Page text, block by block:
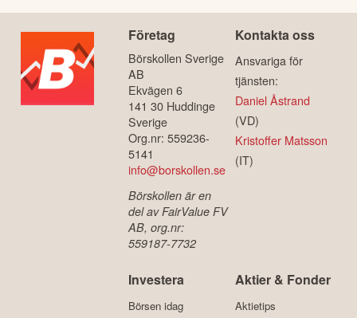
Företag
Börskollen Sverige
AB
Ekvägen 6
141 30 Huddinge
Sverige
Org.nr: 559236-
5141
info@borskollen.se
Börskollen är en
del av FairValue FV
AB, org.nr:
559187-7732
Kontakta oss
Ansvariga för
tjänsten:
Daniel Åstrand
(VD)
Kristoffer Matsson
(IT)
Investera
Börsen idag
Aktier & Fonder
Aktietips